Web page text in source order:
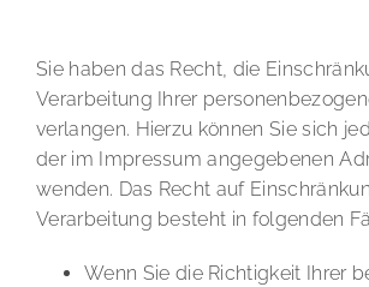
Sie haben das Recht, die
Verarbeitung Ihrer
verlangen. Hierzu können Sie sich
der im Impressum angegebenen
wenden. Das Recht auf
Verarbeitung besteht in folgenden
Wenn Sie die Richtigkeit Ihrer